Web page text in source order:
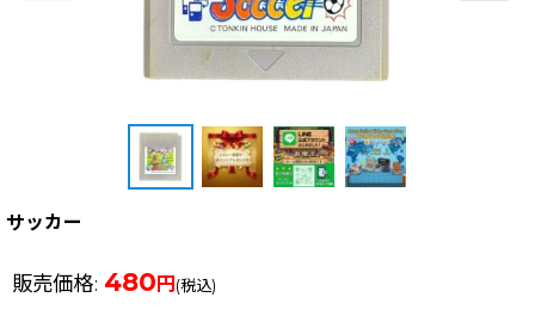
サッカー
販売価格: 480 円 (税込)